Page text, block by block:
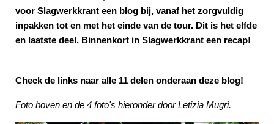
voor Slagwerkkrant een blog bij, vanaf het zorgvuldig
inpakken tot en met het einde van de tour. Dit is het elfde
en laatste deel. Binnenkort in Slagwerkkrant een recap!
Check de links naar alle 11 delen onderaan deze blog!
Foto boven en de 4 foto's hieronder door Letizia Mugri.